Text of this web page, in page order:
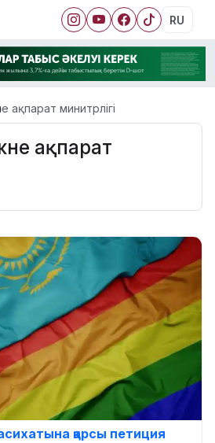
RU
ақпарат минитрлігі
ақпарат
қарсы петиция